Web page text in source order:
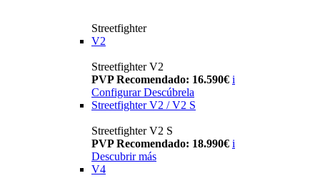
Streetfighter
V2
Streetfighter V2
PVP Recomendado: 16.590€ i
Configurar Descúbrela
Streetfighter V2 / V2 S
Streetfighter V2 S
PVP Recomendado: 18.990€ i
Descubrir más
V4